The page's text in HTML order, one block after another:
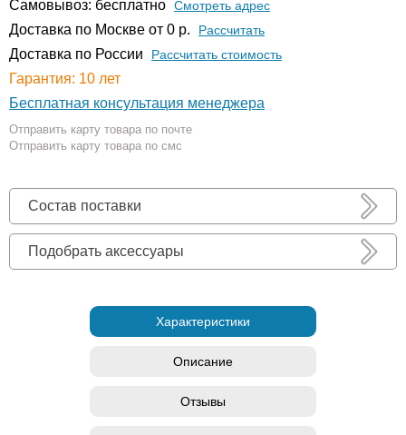
Самовывоз: бесплатно Смотреть адрес
Доставка по Москве от 0 р. Расcчитать
Доставка по России Рассчитать стоимость
Гарантия: 10 лет
Бесплатная консультация менеджера
Отправить карту товара по почте
Отправить карту товара по смс
Состав поставки
Подобрать аксессуары
Характеристики
Описание
Отзывы